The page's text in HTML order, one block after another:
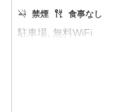
禁煙 食事なし